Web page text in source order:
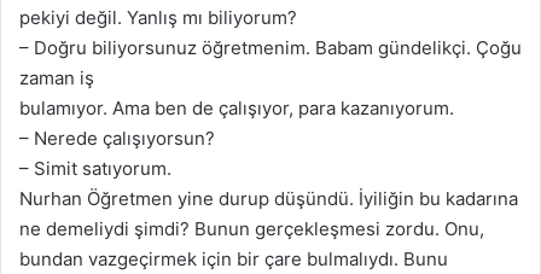
pekiyi değil. Yanlış mı biliyorum?
– Doğru biliyorsunuz öğretmenim. Babam gündelikçi. Çoğu
zaman iş
bulamıyor. Ama ben de çalışıyor, para kazanıyorum.
– Nerede çalışıyorsun?
– Simit satıyorum.
Nurhan Öğretmen yine durup düşündü. İyiliğin bu kadarına
ne demeliydi şimdi? Bunun gerçekleşmesi zordu. Onu,
bundan vazgeçirmek için bir çare bulmalıydı. Bunu